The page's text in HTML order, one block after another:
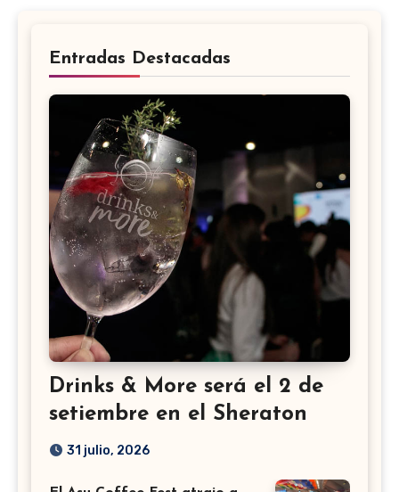
Entradas Destacadas
Drinks & More será el 2 de
setiembre en el Sheraton
31 julio, 2026